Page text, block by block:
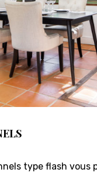
type flash